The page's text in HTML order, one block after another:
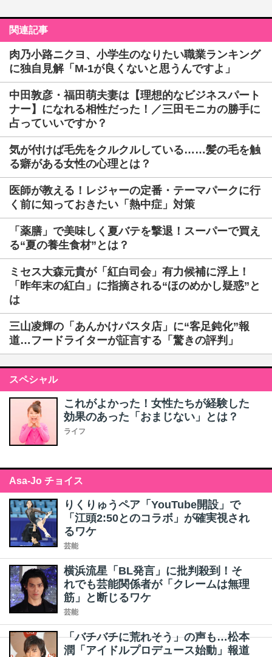
関連記事
肉乃小路ニクヨ、小学生のなりたい職業ランキング
に独自見解「M-1が良くないと思うんですよ」
中田敦彦・福田萌夫妻は【理想的なビジネスパート
ナー】になれる相性だった！／三田モニカの勝手に
占っていいですか？
気が付けば毛先をクルクルしている……髪の毛を触
る癖がある女性の心理とは？
医師が教える！レジャーの定番・テーマパークに行
く前に知っておきたい「熱中症」対策
「薬膳」で美味しく夏バテを撃退！スーパーで買え
る“夏の養生食材”とは？
ミセス大森元貴が「紅白司会」有力候補に浮上！
「昨年末の紅白」に指摘される“ほのめかし疑惑”と
は
三山凌輝の「あんかけパスタ店」に“客足鈍化”報
道…フードライターが証言する「驚きの評判」
スペシャル
これがよかった！女性たちが経験した
効果のあった「おまじない」とは？
ライフ
Asa-Jo チョイス
りくりゅうペア「YouTube開設」で
「江頭2:50とのコラボ」が確実視され
るワケ
芸能
横浜流星「BL発言」に批判殺到！そ
れでも芸能関係者が「クレームは無理
筋」と断じるワケ
芸能
「バチバチに荒れそう」の声も…松本
潤「アイドルプロデュース始動」報道